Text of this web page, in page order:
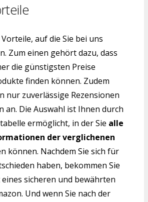
auf die Sie bei uns
Zum einen gehört dazu, dass
die günstigsten Preise
finden können. Zudem
nur zuverlässige Rezensionen
an. Die Auswahl ist Ihnen durch
ermöglicht, in der Sie alle
der verglichenen
können. Nachdem Sie sich für
haben, bekommen Sie
sicheren und bewährten
Und wenn Sie nach der